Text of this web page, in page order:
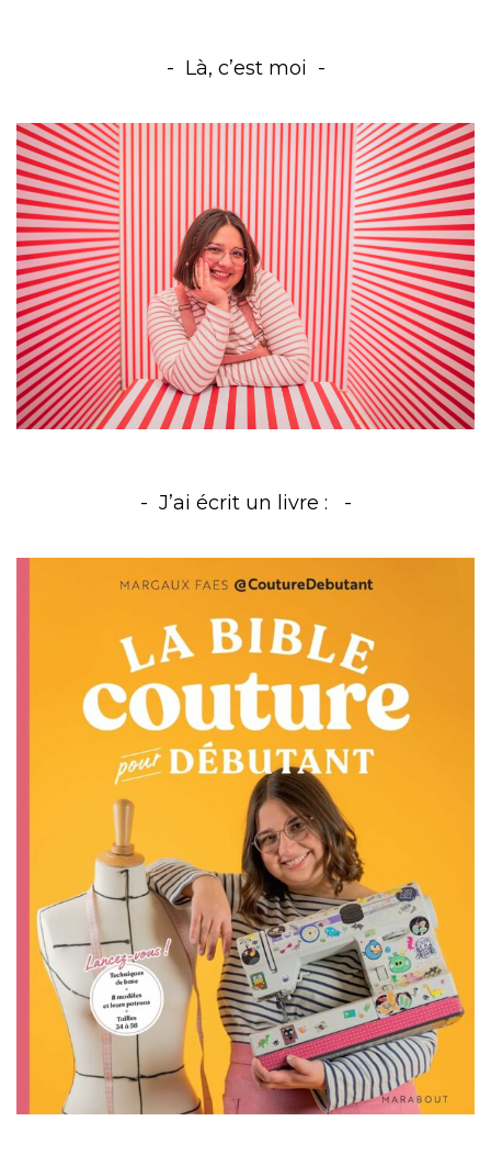
Là, c’est moi
J’ai écrit un livre :